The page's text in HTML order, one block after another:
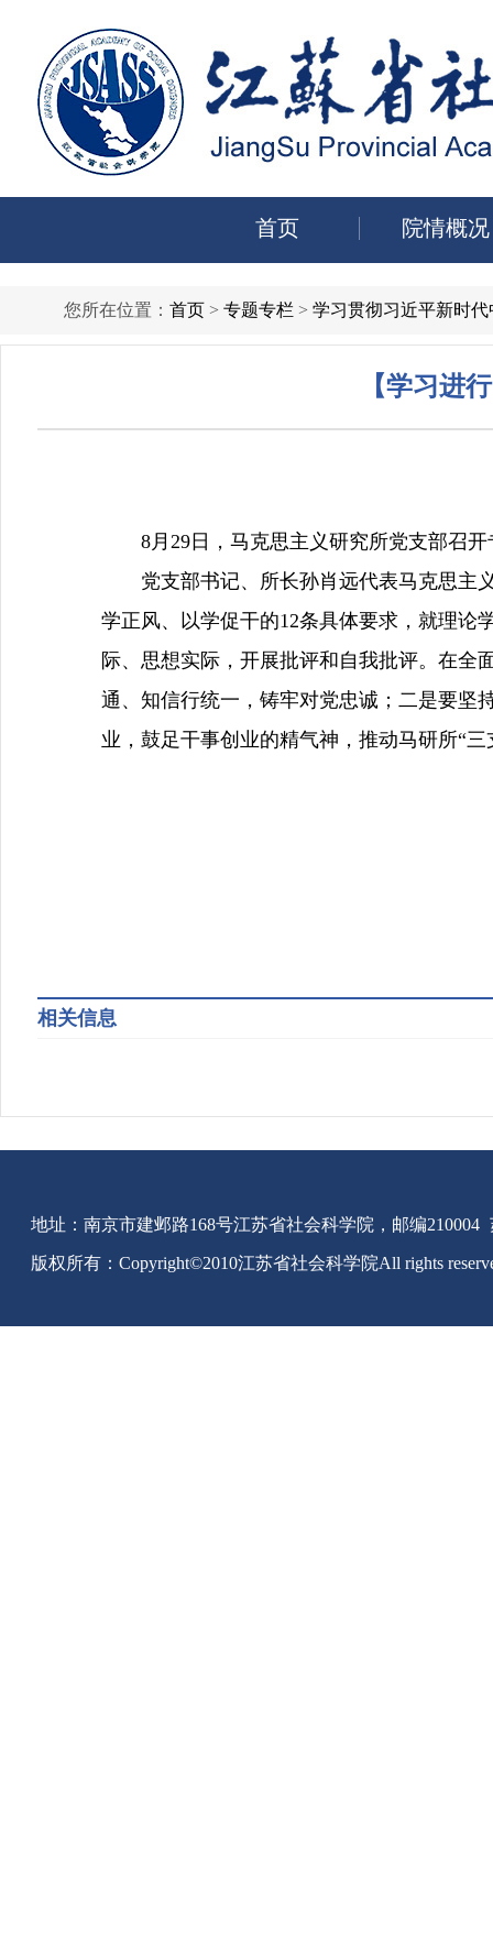
首页 院情概况
您所在位置： 首页 > 专题专栏 > 学习贯彻习近平新时
【学习进
8月29日，马克思主义研究所党支部召
党支部书记、所长孙肖远代表马克思主义
学正风、以学促干的12条具体要求，就理论
际、思想实际，开展批评和自我批评。在全
通、知信行统一，铸牢对党忠诚；二是要坚
业，鼓足干事创业的精气神，推动马研所“
相关信息
地址：南京市建邺路168号江苏省社会科学院，邮编210004
版权所有：Copyright©2010江苏省社会科学院All rights